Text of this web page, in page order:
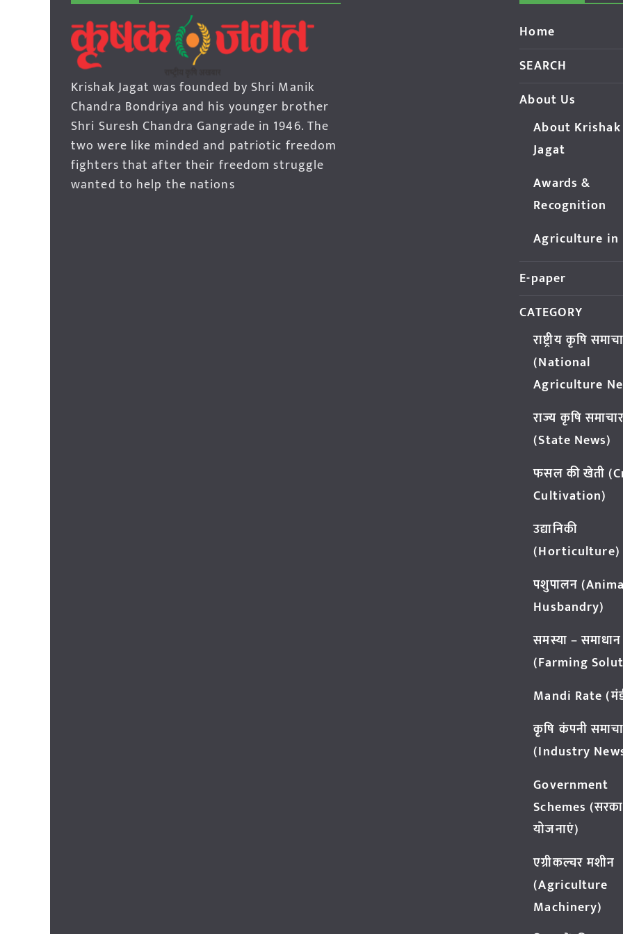
Krishak Jagat was founded by Shri Manik
Chandra Bondriya and his younger brother
Shri Suresh Chandra Gangrade in 1946. The
two were like minded and patriotic freedom
fighters that after their freedom struggle
wanted to help the nations
Home
SEARCH
About Us
About Krishak
Jagat
Awards &
Recognition
Agriculture in
E-paper
CATEGORY
राष्ट्रीय कृषि
(National
Agriculture
राज्य कृषि समाचार
(State News)
फसल की खेती
Cultivation)
उद्यानिकी
(Horticulture)
पशुपालन
Husbandry)
समस्या – समाधान
(Farming
Mandi Rate
कृषि कंपनी
(Industry
Government
Schemes
योजनाएं)
एग्रीकल्चर मशीन
(Agriculture
Machinery)